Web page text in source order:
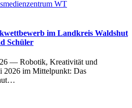
im Landkreis Waldshut
Schüler
— Robotik, Kreativität und
2026 im Mittelpunkt: Das